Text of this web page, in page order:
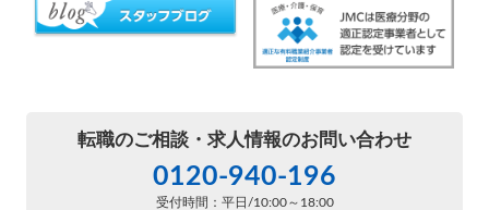
転職のご相談・ 求人情報のお問い合わせ
0120-940-196
受付時間：平日/10:00～18:00